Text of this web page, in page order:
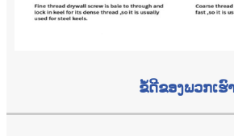
ຂໍ້ດີຂອງພວກເຮົ